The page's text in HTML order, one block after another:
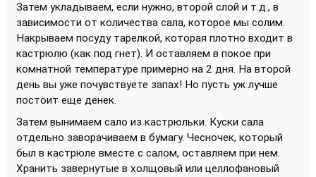
Затем укладываем, если нужно, второй слой и т.д., в
зависимости от количества сала, которое мы солим.
Накрываем посуду тарелкой, которая плотно входит в
кастрюлю (как под гнет). И оставляем в покое при
комнатной температуре примерно на 2 дня. На второй
день вы уже почувствуете запах! Но пусть уж лучше
постоит еще денек.
Затем вынимаем сало из кастрюльки. Куски сала
отдельно заворачиваем в бумагу. Чесночек, который
был в кастрюле вместе с салом, оставляем при нем.
Хранить завернутые в холщовый или целлофановый